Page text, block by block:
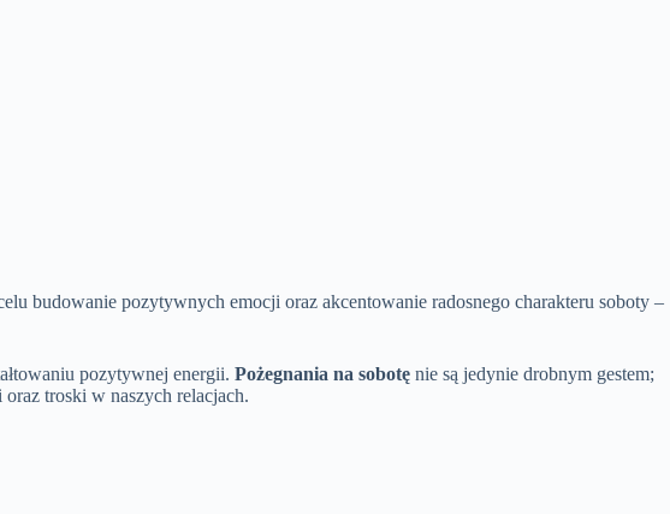
budowanie pozytywnych emocji oraz akcentowanie radosnego charakteru soboty –
pozytywnej energii. Pożegnania na sobotę nie są jedynie drobnym gestem;
troski w naszych relacjach.